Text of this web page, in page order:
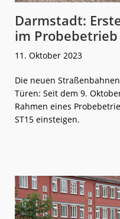
Darmstadt:
im Probebetrieb
11. Oktober 2023
Die neuen
Türen: Seit dem 9.
Rahmen eines
ST15 einsteigen.